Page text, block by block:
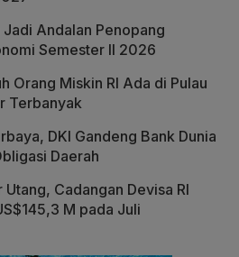
Andalan Penopang
Semester II 2026
Orang Miskin RI Ada di Pulau
Terbanyak
DKI Gandeng Bank Dunia
Daerah
Cadangan Devisa RI
M pada Juli